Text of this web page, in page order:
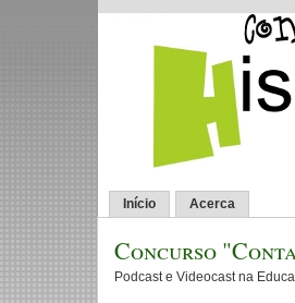
Início Acerca
Concurso
Podcast e Videocast na